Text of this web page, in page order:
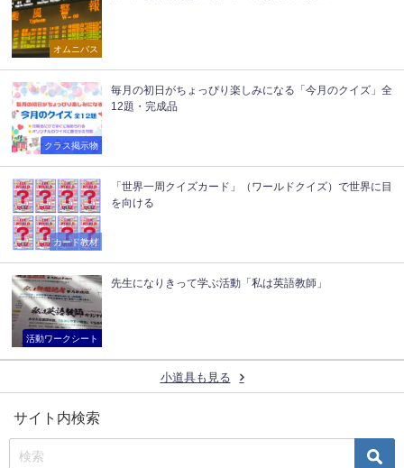
オムニバス
クラス掲示物
毎月の初日がちょっぴり楽しみになる「今月のクイズ」全
12題・完成品
カード教材
「世界一周クイズカード」（ワールドクイズ）で世界に目
を向ける
活動ワークシート
先生になりきって学ぶ活動「私は英語教師」
小道具も見る
サイト内検索